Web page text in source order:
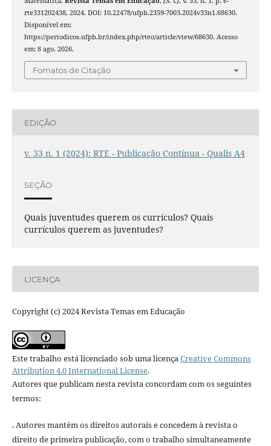
rte331202438, 2024. DOI: 10.22478/ufpb.2359-7003.2024v33n1.68630.
Disponível em:
https://periodicos.ufpb.br/index.php/rteo/article/view/68630. Acesso
em: 8 ago. 2026.
Fomatos de Citação
EDIÇÃO
v. 33 n. 1 (2024): RTE - Publicação Contínua - Qualis A4
SEÇÃO
Quais juventudes querem os currículos? Quais
currículos querem as juventudes?
LICENÇA
Copyright (c) 2024 Revista Temas em Educação
Este trabalho está licenciado sob uma licençaCreative Commons
Attribution 4.0 International License.
Autores que publicam nesta revista concordam com os seguintes
termos:
. Autores mantém os direitos autorais e concedem à revista o
direito de primeira publicação, com o trabalho simultaneamente